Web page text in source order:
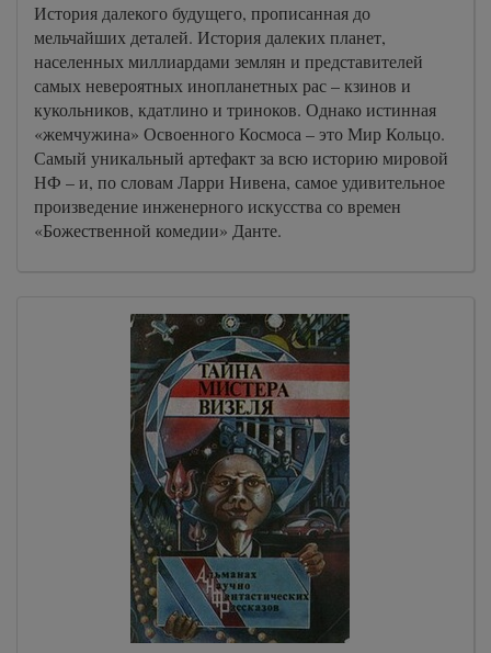
История далекого будущего, прописанная до
мельчайших деталей. История далеких планет,
населенных миллиардами землян и представителей
самых невероятных инопланетных рас – кзинов и
кукольников, кдатлино и триноков. Однако истинная
«жемчужина» Освоенного Космоса – это Мир Кольцо.
Самый уникальный артефакт за всю историю мировой
НФ – и, по словам Ларри Нивена, самое удивительное
произведение инженерного искусства со времен
«Божественной комедии» Данте.